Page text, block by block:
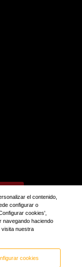
el contenido,
configurar o
cookies',
navegando haciendo
visita nuestra
cookies